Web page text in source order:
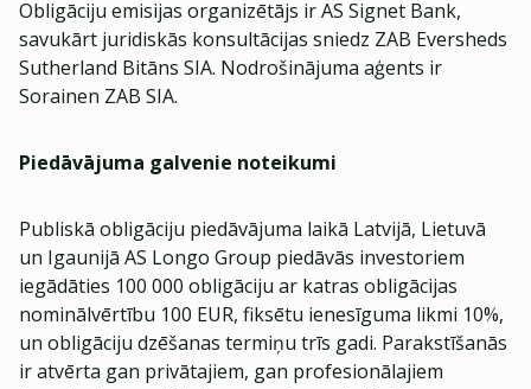
Obligāciju emisijas organizētājs ir AS Signet Bank,
savukārt juridiskās konsultācijas sniedz ZAB Eversheds
Sutherland Bitāns SIA. Nodrošinājuma aģents ir
Sorainen ZAB SIA.
Piedāvājuma galvenie noteikumi
Publiskā obligāciju piedāvājuma laikā Latvijā, Lietuvā
un Igaunijā AS Longo Group piedāvās investoriem
iegādāties 100 000 obligāciju ar katras obligācijas
nominālvērtību 100 EUR, fiksētu ienesīguma likmi 10%,
un obligāciju dzēšanas termiņu trīs gadi. Parakstīšanās
ir atvērta gan privātajiem, gan profesionālajiem